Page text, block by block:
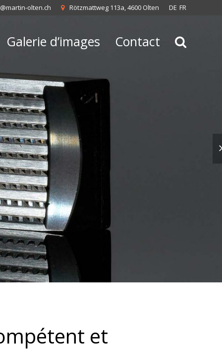
olten.ch Rötzmattweg 113a, 4600 Olten DE FR
Galerie d’images Contact
et